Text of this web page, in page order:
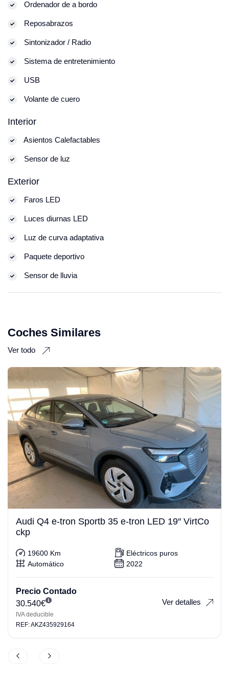
Ordenador de a bordo
Reposabrazos
Sintonizador / Radio
Sistema de entretenimiento
USB
Volante de cuero
Interior
Asientos Calefactables
Sensor de luz
Exterior
Faros LED
Luces diurnas LED
Luz de curva adaptativa
Paquete deportivo
Sensor de lluvia
Coches Similares
Ver todo
Audi Q4 e-tron Sportb 35 e-tron LED 19″ VirtCo
ckp
19600 Km
Eléctricos puros
Automático
2022
Precio Contado
30.540€
IVA deducible
Ver detalles
REF: AKZ435929164